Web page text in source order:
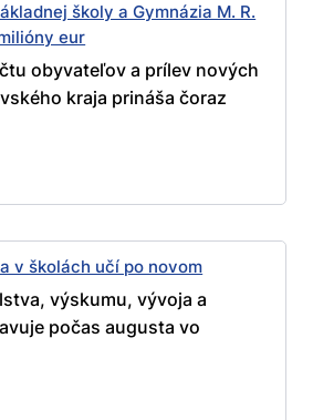
školy a Gymnázia M. R.
eur
obyvateľov a prílev nových
kraja prináša čoraz
v školách učí po novom
výskumu, vývoja a
počas augusta vo